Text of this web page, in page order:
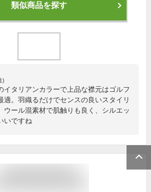
類似商品を探す
)
イタリアンカラーで上品な襟元はゴルフ
適。羽織るだけでセンスの良いスタイリ
ウール混素材で肌触りも良く、シルエッ
いですね